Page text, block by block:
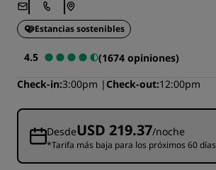
Estancias sostenibles
4.5
(1674 opiniones)
Check-in 3:00pm Check-out 12:00pm
DesdeUSD 219.37/noche
*Tarifa más baja para los próximos 60 días